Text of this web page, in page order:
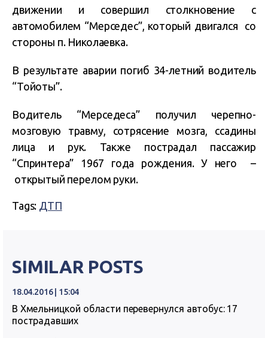
движении и совершил столкновение с
автомобилем “Мерседес”, который двигался со
стороны п. Николаевка.
В результате аварии погиб 34-летний водитель
“Тойоты”.
Водитель “Мерседеса” получил черепно-
мозговую травму, сотрясение мозга, ссадины
лица и рук. Также пострадал пассажир
“Спринтера” 1967 года рождения. У него –
открытый перелом руки.
Tags: ДТП
SIMILAR POSTS
18.04.2016 | 15:04
В Хмельницкой области перевернулся автобус: 17
пострадавших